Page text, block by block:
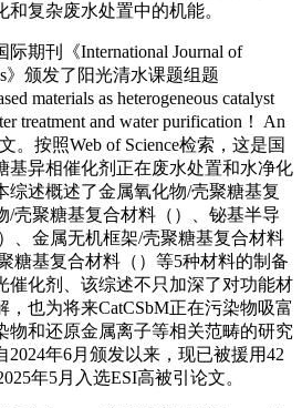
复杂废水处置中的机能。
期刊《International Journal of
》颁发了阳光清水课题组题
materials as heterogeneous catalyst
treatment and water purification！ An
。按照Web of Science检索，这是国
基异相催化剂正在废水处置和水净化
综述概述了金属氧化物/壳聚糖基复
/壳聚糖基复合材料（）、铋基半导
、金属无机框架/壳聚糖基复合材料
糖基复合材料（）等5种材料的制备
催化剂、该综述不只加深了对功能材
也为将来CatCSbM正在污染物吸富
物和还原金属离子等相关范畴的研究
年6月颁发以来，现已被援用42
年5月入选ESI高被引论文。